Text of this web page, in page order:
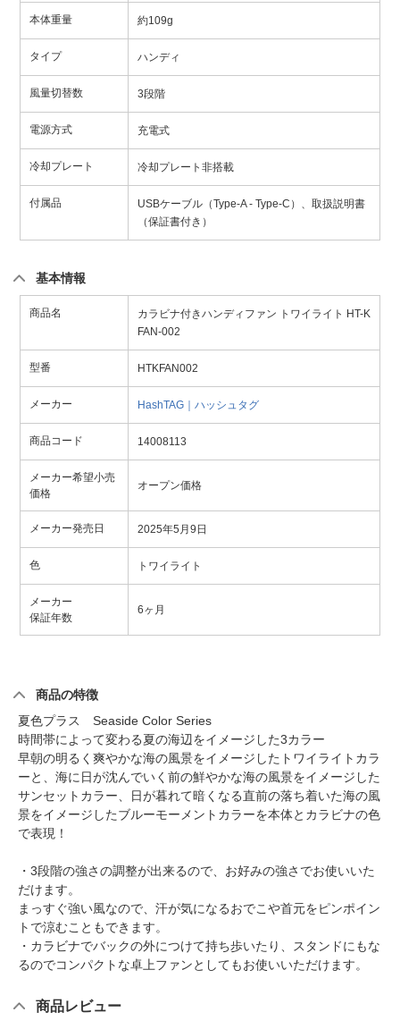
本体重量 約109g
タイプ ハンディ
風量切替数 3段階
電源方式 充電式
冷却プレート 冷却プレート非搭載
付属品
USBケーブル（Type-A - Type-C）、取扱説明書
（保証書付き）
基本情報
商品名
カラビナ付きハンディファン トワイライト HT-K
FAN-002
型番 HTKFAN002
メーカー HashTAG｜ハッシュタグ
商品コード 14008113
メーカー希望小売
価格
オープン価格
メーカー発売日 2025年5月9日
色 トワイライト
メーカー
保証年数
6ヶ月
商品の特徴
夏色プラス Seaside Color Series
時間帯によって変わる夏の海辺をイメージした3カラー
早朝の明るく爽やかな海の風景をイメージしたトワイライトカラ
ーと、海に日が沈んでいく前の鮮やかな海の風景をイメージした
サンセットカラー、日が暮れて暗くなる直前の落ち着いた海の風
景をイメージしたブルーモーメントカラーを本体とカラビナの色
で表現！
・3段階の強さの調整が出来るので、お好みの強さでお使いいた
だけます。
まっすぐ強い風なので、汗が気になるおでこや首元をピンポイン
トで涼むこともできます。
・カラビナでバックの外につけて持ち歩いたり、スタンドにもな
るのでコンパクトな卓上ファンとしてもお使いいただけます。
商品レビュー